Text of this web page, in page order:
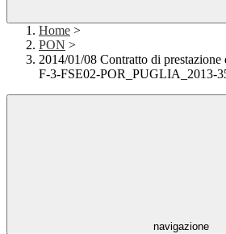
Home >
PON >
2014/01/08 Contratto di
F-3-FSE02-POR_PUGLIA_2013-
navigazione